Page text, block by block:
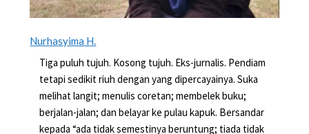
Nurhasyima H.
Tiga puluh tujuh. Kosong tujuh. Eks-jurnalis. Pendiam
tetapi sedikit riuh dengan yang dipercayainya. Suka
melihat langit; menulis coretan; membelek buku;
berjalan-jalan; dan belayar ke pulau kapuk. Bersandar
kepada “ada tidak semestinya beruntung; tiada tidak